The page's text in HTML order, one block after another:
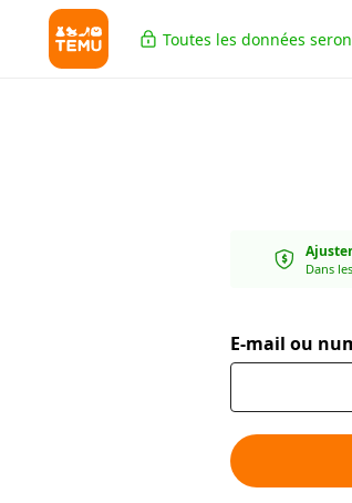
Toutes les données
Dans
E-mail ou